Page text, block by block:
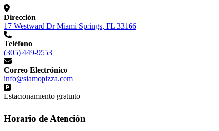
Dirección
17 Westward Dr Miami Springs, FL 33166
Teléfono
(305) 449-9553
Correo Electrónico
info@siamopizza.com
Estacionamiento gratuito
Horario de Atención